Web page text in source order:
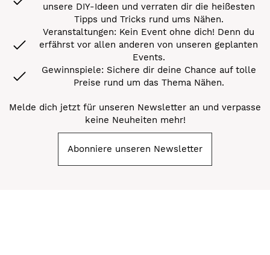
unsere DIY-Ideen und verraten dir die heißesten
Tipps und Tricks rund ums Nähen.
Veranstaltungen: Kein Event ohne dich! Denn du
erfährst vor allen anderen von unseren geplanten
Events.
Gewinnspiele: Sichere dir deine Chance auf tolle
Preise rund um das Thema Nähen.
Melde dich jetzt für unseren Newsletter an und verpasse
keine Neuheiten mehr!
Abonniere unseren Newsletter